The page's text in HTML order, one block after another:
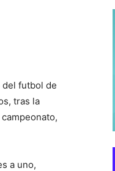
del futbol de
tras la
a uno,